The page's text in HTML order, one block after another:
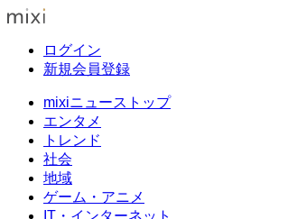
ログイン
新規会員登録
mixiニューストップ
エンタメ
トレンド
社会
地域
ゲーム・アニメ
IT・インターネット